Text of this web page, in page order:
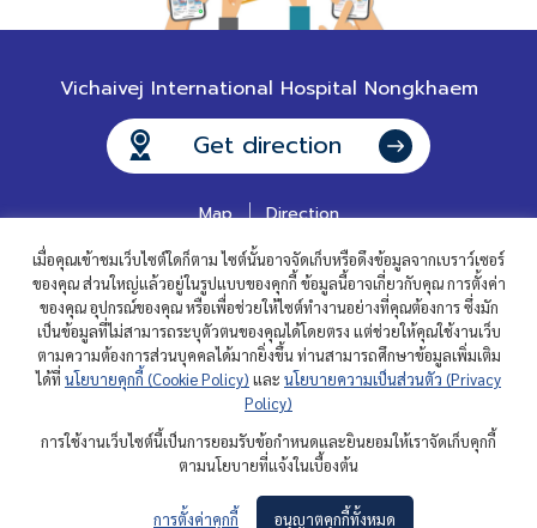
Vichaivej International Hospital Nongkhaem
Get direction
Map Direction
Contact us FAQ
Work with us
Investor Relations
Privacy Policy Cookies Policy
เมื่อคุณเข้าชมเว็บไซต์ใดก็ตาม ไซต์นั้นอาจจัดเก็บหรือดึงข้อมูลจากเบราว์เซอร์
ของคุณ ส่วนใหญ่แล้วอยู่ในรูปแบบของคุกกี้ ข้อมูลนี้อาจเกี่ยวกับคุณ การตั้งค่า
ของคุณ อุปกรณ์ของคุณ หรือเพื่อช่วยให้ไซต์ทำงานอย่างที่คุณต้องการ ซึ่งมัก
เป็นข้อมูลที่ไม่สามารถระบุตัวตนของคุณได้โดยตรง แต่ช่วยให้คุณใช้งานเว็บ
ตามความต้องการส่วนบุคคลได้มากยิ่งขึ้น ท่านสามารถศึกษาข้อมูลเพิ่มเติม
ได้ที่ นโยบายคุกกี้ (Cookie Policy) และ นโยบายความเป็นส่วนตัว (Privacy
Policy)
การใช้งานเว็บไซต์นี้เป็นการยอมรับข้อกำหนดและยินยอมให้เราจัดเก็บคุกกี้
ตามนโยบายที่แจ้งในเบื้องต้น
การตั้งค่าคุกกี้ อนุญาตคุกกี้ทั้งหมด